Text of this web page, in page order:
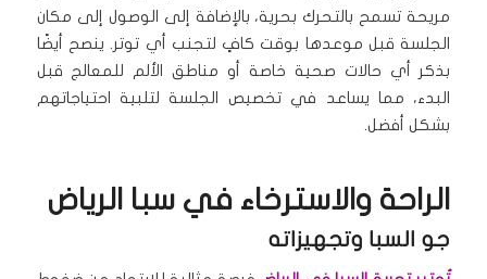
مريحة تسمح بالتحرك بحرية، بالإضافة إلى الوصول إلى مكان
الجلسة قبل موعدها بوقت كافٍ لتجنب أي توتر. ينصح أيضًا
بذكر أي حالات صحية خاصة أو مناطق الألم للمعالج قبل
البدء، مما يساعد في تخصيص الجلسة لتلبية احتياجاتهم
بشكل أفضل.
الراحة والاسترخاء في سبا الرياض
جو السبا وتجهيزاته